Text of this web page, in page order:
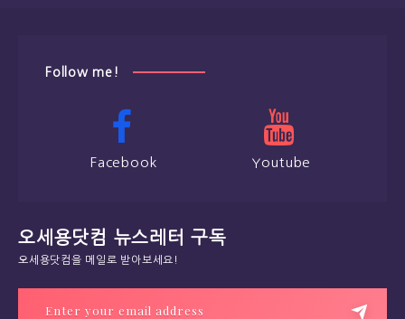
Follow me!
Facebook Youtube
오세용닷컴 뉴스레터 구독
오세용닷컴을 메일로 받아보세요!